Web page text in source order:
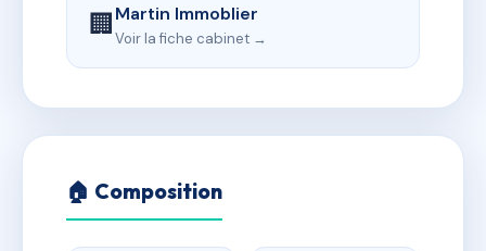
🏢Martin Immoblier
Voir la fiche cabinet →
🏠 Composition